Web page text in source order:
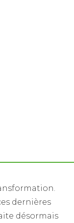
dernières
désormais